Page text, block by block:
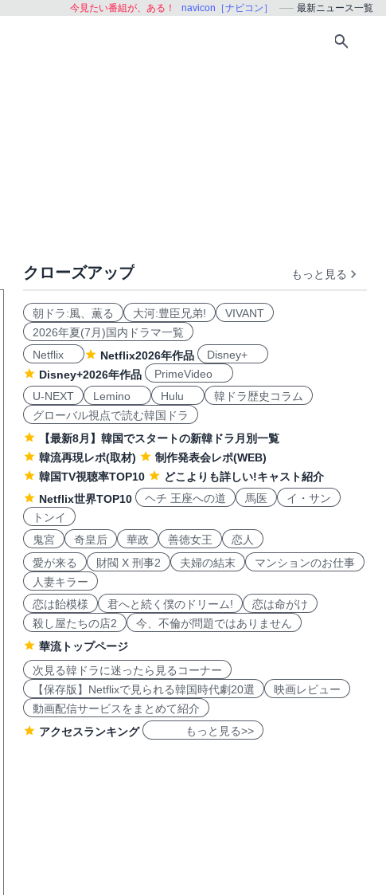
今見たい番組が、ある！ navicon［ナビコン］ 最新ニュース一覧
クローズアップ もっと見る
朝ドラ:風、薫る 大河:豊臣兄弟!
VIVANT
2026年夏(7月)国内ドラマ一覧
Netflix
Netflix2026年作品
Disney+
Disney+2026年作品
PrimeVideo
U-NEXT
Lemino Hulu
韓ドラ歴史コラム
グローバル視点で読む韓国ドラ
【最新8月】韓国でスタートの新韓ドラ月別一覧
韓流再現レポ(取材)
制作発表会レポ(WEB)
韓国TV視聴率TOP10
どこよりも詳しい!キャスト紹介
Netflix世界TOP10
ヘチ 王座への道 馬医
イ・サン
トンイ
鬼宮
奇皇后 華政 善徳女王
恋人
愛が来る
財閥 X 刑事2 夫婦の結末
マンションのお仕事
人妻キラー
恋は飴模様
君へと続く僕のドリーム!
恋は命がけ
殺し屋たちの店2
今、不倫が問題ではありません
華流トップページ
次見る韓ドラに迷ったら見るコーナー
【保存版】Netflixで見られる韓国時代劇20選
映画レビュー
動画配信サービスをまとめて紹介
アクセスランキング
もっと見る>>